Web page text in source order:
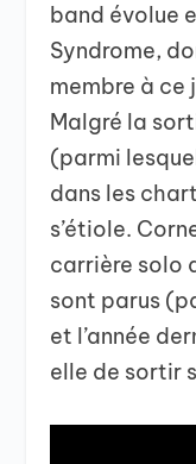
band évolue
Syndrome,
membre à ce
Malgré la
(parmi
dans les
s’étiole.
carrière solo
sont parus
et l’année
elle de sortir